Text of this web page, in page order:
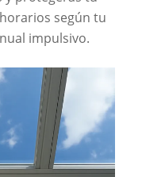
según tu
impulsivo.